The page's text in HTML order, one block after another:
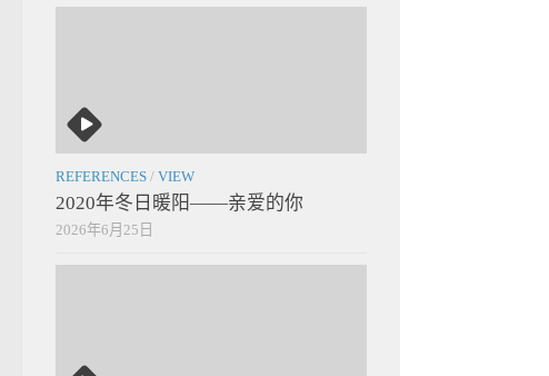
REFERENCES / VIEW
2020年冬日暖阳——亲爱的你
2026年6月25日